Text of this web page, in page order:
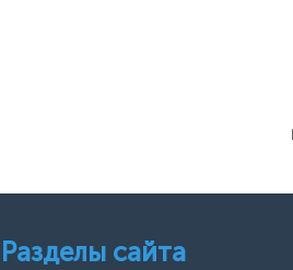
Разделы сайта